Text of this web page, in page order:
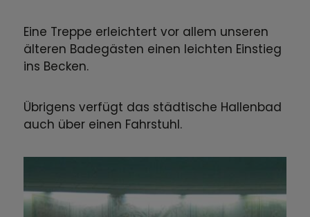
Eine Treppe erleichtert vor allem unseren
älteren Badegästen einen leichten Einstieg
ins Becken.
Übrigens verfügt das städtische Hallenbad
auch über einen Fahrstuhl.